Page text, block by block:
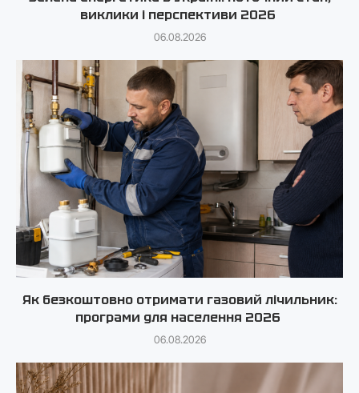
виклики і перспективи 2026
06.08.2026
Як безкоштовно отримати газовий лічильник:
програми для населення 2026
06.08.2026